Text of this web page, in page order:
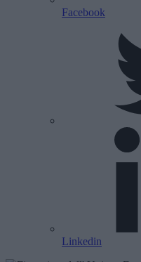
Facebook
Linkedin